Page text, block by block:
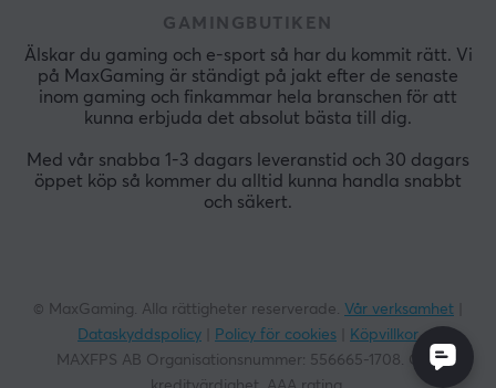
GAMINGBUTIKEN
Älskar du gaming och e-sport så har du kommit rätt. Vi
på MaxGaming är ständigt på jakt efter de senaste
inom gaming och finkammar hela branschen för att
kunna erbjuda det absolut bästa till dig.
Med vår snabba 1-3 dagars leveranstid och 30 dagars
öppet köp så kommer du alltid kunna handla snabbt
och säkert.
© MaxGaming. Alla rättigheter reserverade. Vår verksamhet
Dataskyddspolicy
Policy för cookies
Köpvillkor
MAXFPS AB Organisationsnummer: 556665-1708. God